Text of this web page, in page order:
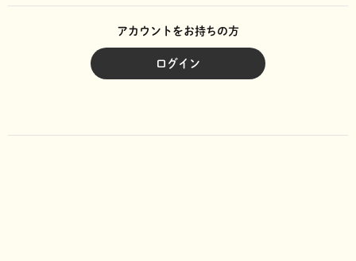
アカウントをお持ちの方
ログイン